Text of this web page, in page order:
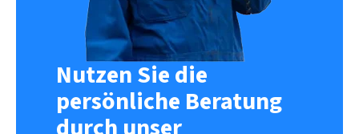
Nutzen Sie die
persönliche Beratung